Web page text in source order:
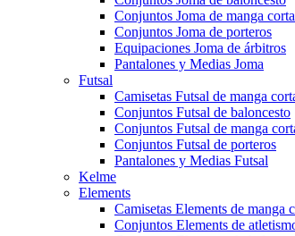
Conjuntos Joma de manga corta
Conjuntos Joma de porteros
Equipaciones Joma de árbitros
Pantalones y Medias Joma
Futsal
Camisetas Futsal de manga
Conjuntos Futsal de baloncesto
Conjuntos Futsal de manga
Conjuntos Futsal de porteros
Pantalones y Medias Futsal
Kelme
Elements
Camisetas Elements de manga
Conjuntos Elements de